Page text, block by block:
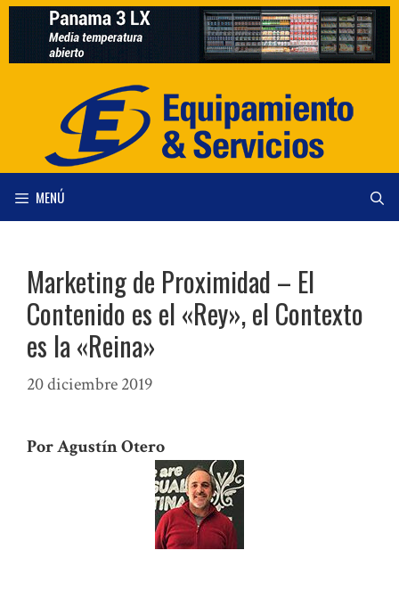
Saltar
contenido
MENÚ
Marketing de Proximidad – El
Contenido es el «Rey», el Contexto
es la «Reina»
20 diciembre 2019
Por Agustín Otero